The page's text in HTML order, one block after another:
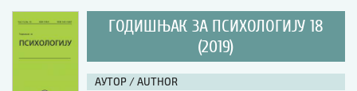
ПРЕГЛЕД
УПУТСТВА
ГОДИШЊАК ЗА ПСИХОЛОГИЈУ 18
(2019)
АУТОР / AUTHOR